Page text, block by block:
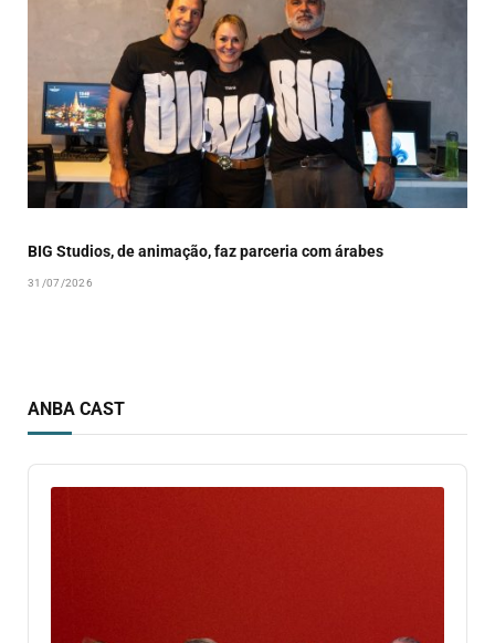
BIG Studios, de animação, faz parceria com árabes
31/07/2026
ANBA CAST
Audio
Player